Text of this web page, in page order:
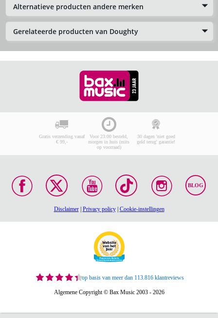
Alternatieve producten andere merken
Gerelateerde producten van Doughty
Gratis verzending vanaf
€ 99,-
Voor 23:00 besteld,
morgen in huis (mits
op voorraad)
30 dagen 'niet goed
geld terug' garantie!
BLOG
Disclaimer| Privacy policy| Cookie-instellingen
op basis van meer dan 113.816 klantreviews
Algemene Copyright © Bax Music 2003 - 2026